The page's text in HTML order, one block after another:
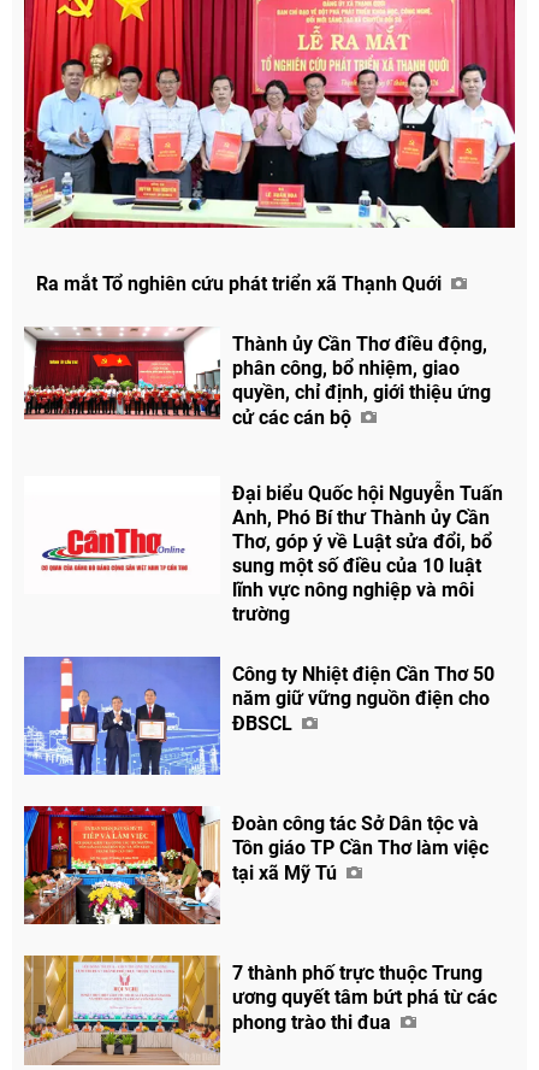
Ra mắt Tổ nghiên cứu phát triển xã Thạnh Quới
Thành ủy Cần Thơ điều động,
phân công, bổ nhiệm, giao
quyền, chỉ định, giới thiệu ứng
cử các cán bộ
Đại biểu Quốc hội Nguyễn Tuấn
Anh, Phó Bí thư Thành ủy Cần
Thơ, góp ý về Luật sửa đổi, bổ
sung một số điều của 10 luật
lĩnh vực nông nghiệp và môi
trường
Công ty Nhiệt điện Cần Thơ 50
năm giữ vững nguồn điện cho
ĐBSCL
Đoàn công tác Sở Dân tộc và
Tôn giáo TP Cần Thơ làm việc
tại xã Mỹ Tú
7 thành phố trực thuộc Trung
ương quyết tâm bứt phá từ các
phong trào thi đua